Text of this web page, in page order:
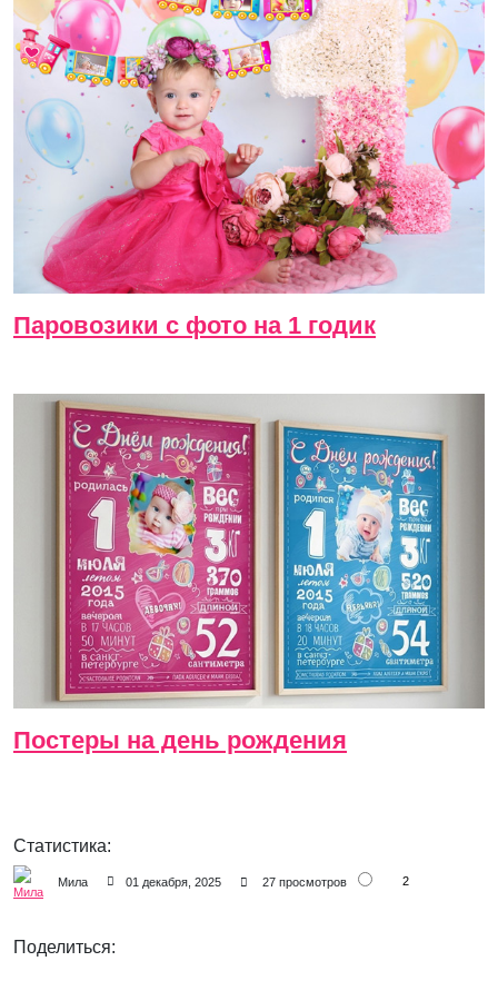
Паровозики с фото на 1 годик
Постеры на день рождения
Статистика:
Мила 01 декабря, 2025 27 просмотров 2
Поделиться: